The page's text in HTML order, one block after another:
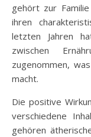
gehört zur
ihren
letzten Jahren
zwischen
zugenommen,
macht.
Die positive
verschiedene
gehören